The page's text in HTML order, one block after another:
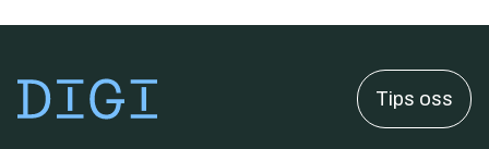
Tips oss